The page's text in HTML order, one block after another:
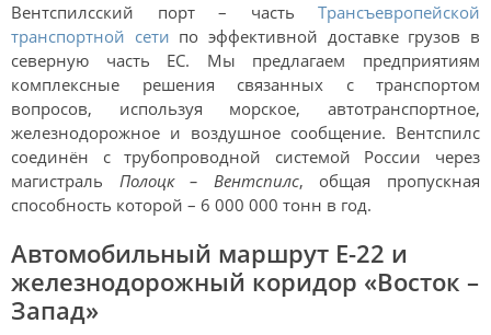
Вентспилсский порт – часть Трансъевропейской
транспортной сети по эффективной доставке грузов в
северную часть ЕС. Мы предлагаем предприятиям
комплексные решения связанных с транспортом
вопросов, используя морское, автотранспортное,
железнодорожное и воздушное сообщение. Вентспилс
соединён с трубопроводной системой России через
магистраль Полоцк – Вентспилс, общая пропускная
способность которой – 6 000 000 тонн в год.
Автомобильный маршрут Е-22 и
железнодорожный коридор «Восток –
Запад»